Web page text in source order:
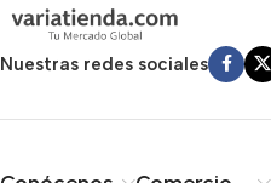
Nuestras redes sociales